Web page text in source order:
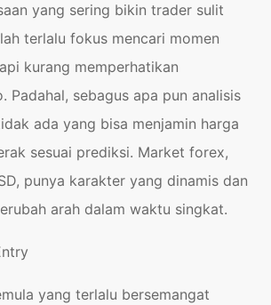
yang sering bikin trader sulit
terlalu fokus mencari momen
kurang memperhatikan
Padahal, sebagus apa pun analisis
ada yang bisa menjamin harga
sesuai prediksi. Market forex,
punya karakter yang dinamis dan
arah dalam waktu singkat.
yang terlalu bersemangat